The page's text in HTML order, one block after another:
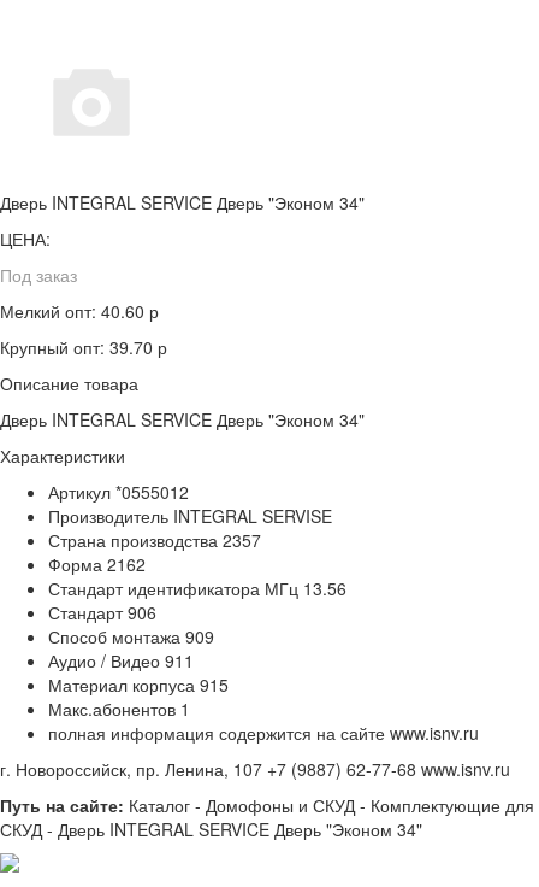
Дверь INTEGRAL SERVICE Дверь "Эконом 34"
ЦЕНА:
Под заказ
Мелкий опт: 40.60 р
Крупный опт: 39.70 р
Описание товара
Дверь INTEGRAL SERVICE Дверь "Эконом 34"
Характеристики
Артикул *0555012
Производитель INTEGRAL SERVISE
Страна производства 2357
Форма 2162
Стандарт идентификатора МГц 13.56
Стандарт 906
Способ монтажа 909
Аудио / Видео 911
Материал корпуса 915
Макс.абонентов 1
полная информация содержится на сайте www.isnv.ru
г. Новороссийск, пр. Ленина, 107 +7 (9887) 62-77-68 www.isnv.ru
Путь на сайте: Каталог - Домофоны и СКУД - Комплектующие для
СКУД - Дверь INTEGRAL SERVICE Дверь "Эконом 34"